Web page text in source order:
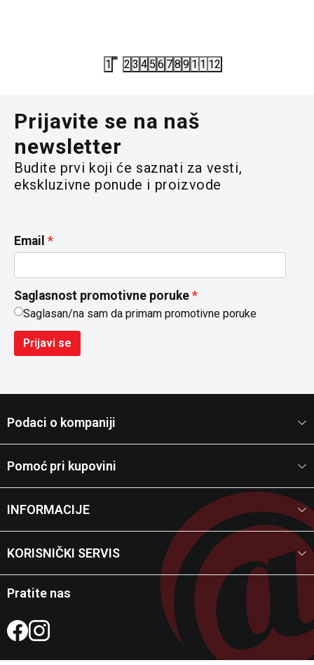
1 2 3 4 5 6 78 9 101112
Prijavite se na naš
newsletter
Budite prvi koji će saznati za vesti,
ekskluzivne ponude i proizvode
Email
Saglasnost promotivne poruke
Saglasan/na sam da primam promotivne poruke
Prijavi se
Podaci o kompaniji
Pomoć pri kupovini
INFORMACIJE
KORISNIČKI SERVIS
Pratite nas